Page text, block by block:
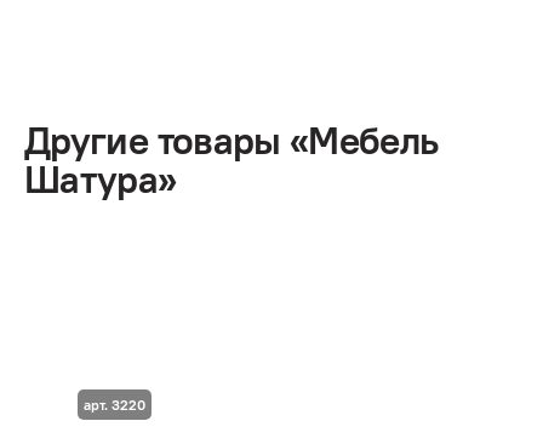
Другие товары «Мебель
Шатура»
арт. 3220